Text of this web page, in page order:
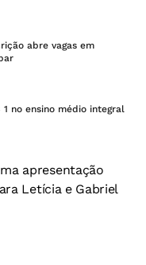
abre vagas em
no ensino médio integral
apresentação
Letícia e Gabriel